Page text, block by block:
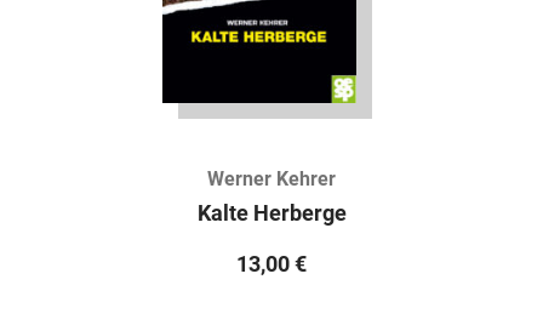
Werner Kehrer
Kalte Herberge
13,00 €